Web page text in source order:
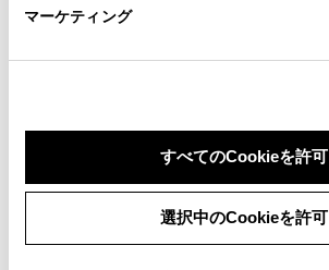
マーケティング
すべてのCookieを許可
選択中のCookieを許可
Eメール
メールアドレス